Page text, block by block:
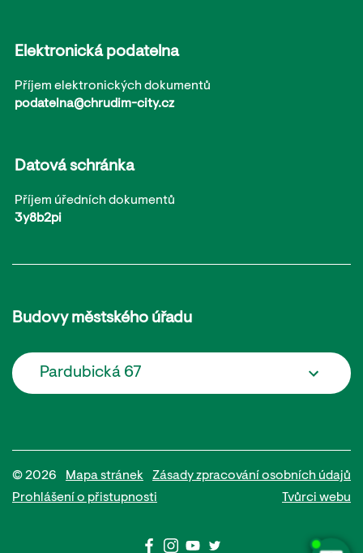
Elektronická podatelna
Příjem elektronických dokumentů
podatelna@chrudim-city.cz
Datová schránka
Příjem úředních dokumentů
3y8b2pi
Budovy městského úřadu
Pardubická 67
© 2026 Mapa stránek
Zásady zpracování osobních údajů
Prohlášení o přistupnosti
Tvůrci webu